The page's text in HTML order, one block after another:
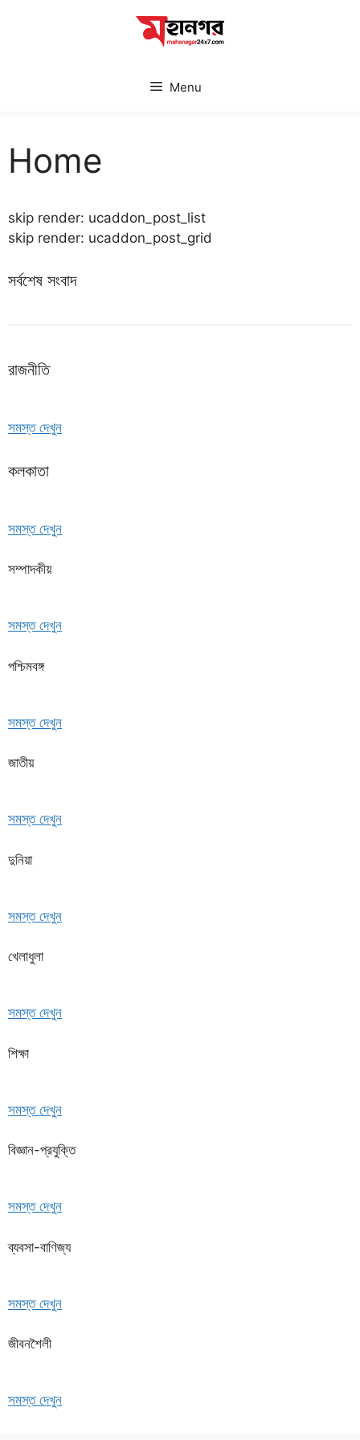
Menu
Home
skip render: ucaddon_post_list
skip render: ucaddon_post_grid
সর্বশেষ সংবাদ
রাজনীতি
সমস্ত দেখুন
কলকাতা
সমস্ত দেখুন
সম্পাদকীয়
সমস্ত দেখুন
পশ্চিমবঙ্গ
সমস্ত দেখুন
জাতীয়
সমস্ত দেখুন
দুনিয়া
সমস্ত দেখুন
খেলাধুলা
সমস্ত দেখুন
শিক্ষা
সমস্ত দেখুন
বিজ্ঞান-প্রযুক্তি
সমস্ত দেখুন
ব্যবসা-বাণিজ্য
সমস্ত দেখুন
জীবনশৈলী
সমস্ত দেখুন